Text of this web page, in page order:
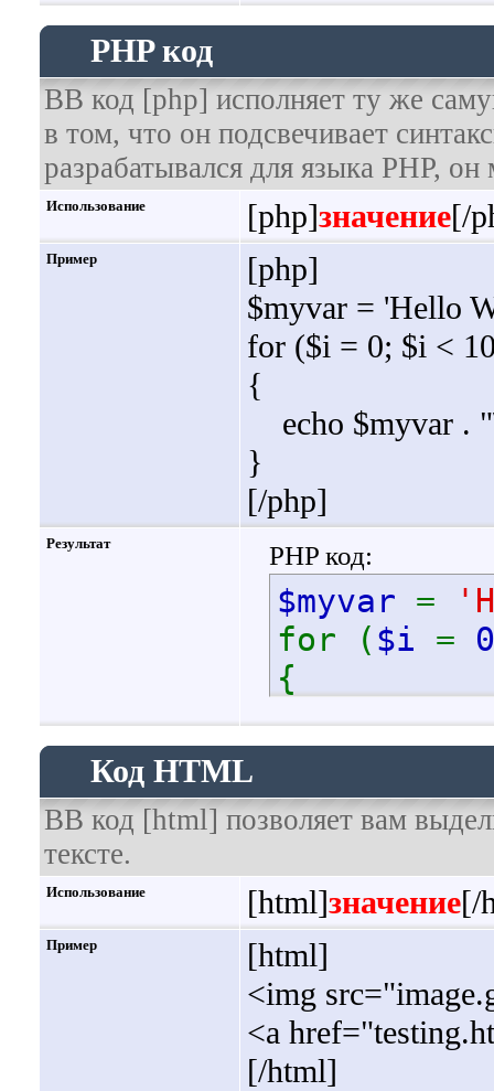
PHP код
BB код [php] исполняет ту же
в том, что он подсвечивает
разрабатывался для языка PHP,
Использование [php]значение[/
Пример
[php]
$myvar = 'Hello
for ($i = 0; $i <
{
echo $myvar .
}
[/php]
Результат PHP код:
$myvar =
for ( $i = 0
{
echo
}
Код HTML
BB код [html] позволяет вам
тексте.
Использование [html]значение[/
Пример
[html]
<img
<a
[/html]